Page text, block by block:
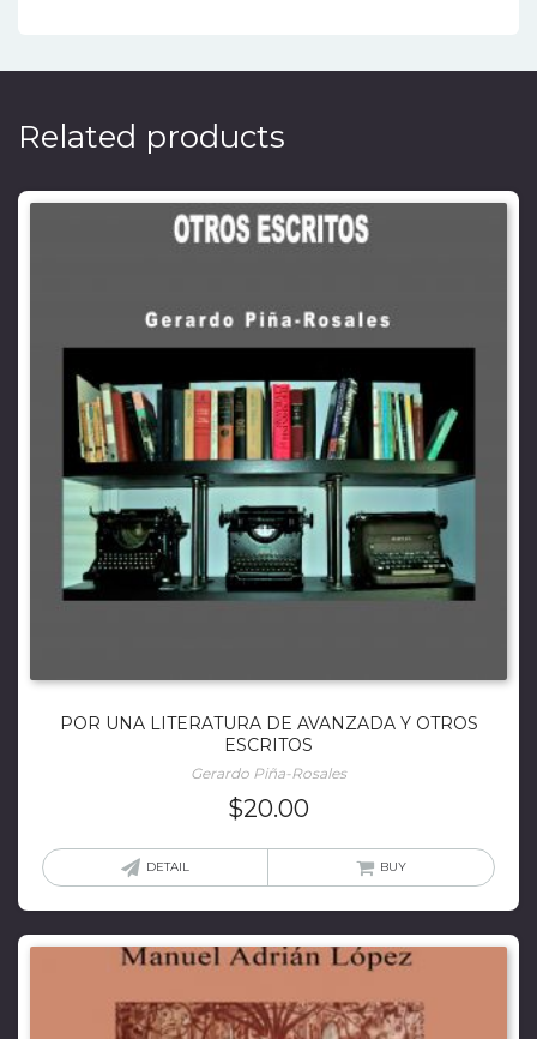
Related products
POR UNA LITERATURA DE AVANZADA Y OTROS
ESCRITOS
Gerardo Piña-Rosales
$20.00
DETAIL BUY